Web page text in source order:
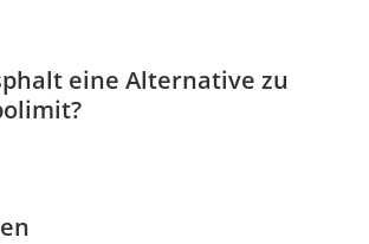
eine Alternative zu